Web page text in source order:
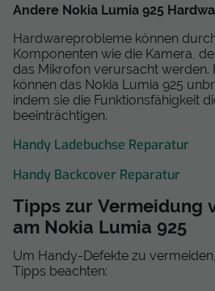
Andere Nokia Lumia 925
Hardwareprobleme können
Komponenten wie die Kamera,
das Mikrofon verursacht
können das Nokia Lumia 925
indem sie die Funktionsfähigkeit
beeinträchtigen.
Handy Ladebuchse Reparatur
Handy Backcover Reparatur
Tipps zur Vermeidung
am Nokia Lumia 925
Um Handy-Defekte zu
Tipps beachten: